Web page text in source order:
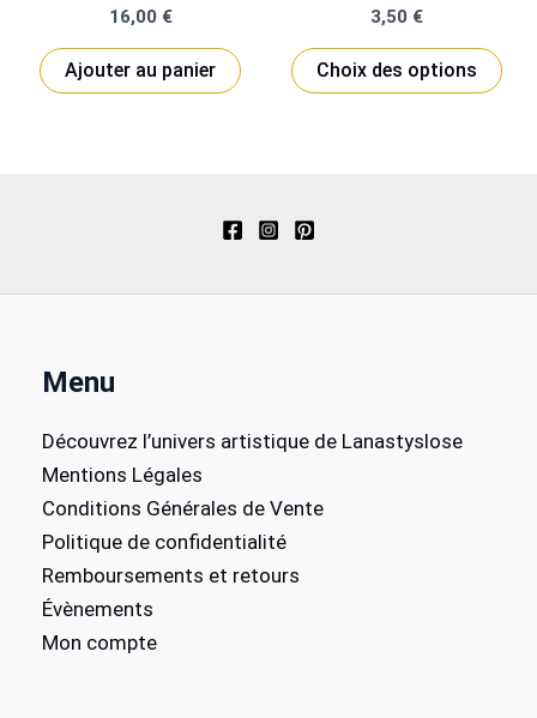
produit
16,00 €
Ajouter au panier
3,50 €
Choix des options
Menu
Découvrez l’univers artistique de Lanastyslose
Mentions Légales
Conditions Générales de Vente
Politique de confidentialité
Remboursements et retours
Évènements
Mon compte